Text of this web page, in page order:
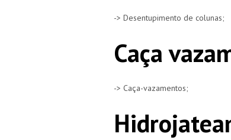
-> Desentupimento de colunas;
Caça
-> Caça-vazamentos;